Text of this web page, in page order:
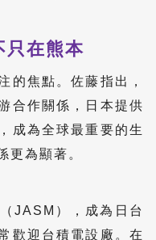
只在熊本
的焦點。佐藤指出，
合作關係，日本提供
成為全球最重要的生
更為顯著。
JASM），成為日台
歡迎台積電設廠。在